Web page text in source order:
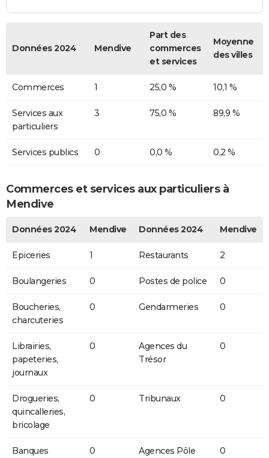
Données 2024 Mendive
Part des
commerces
et services
Moyenne
des villes
Commerces 1 25,0 % 10,1 %
Services aux
particuliers
3 75,0 % 89,9 %
Services publics 0 0,0 % 0,2 %
Commerces et services aux particuliers à
Mendive
Données 2024 Mendive Données 2024 Mendive
Epiceries 1 Restaurants 2
Boulangeries 0 Postes de police 0
Boucheries,
charcuteries
0 Gendarmeries 0
Librairies,
papeteries,
journaux
0
Agences du
Trésor
0
Drogueries,
quincalleries,
bricolage
0 Tribunaux 0
Banques 0 Agences Pôle 0